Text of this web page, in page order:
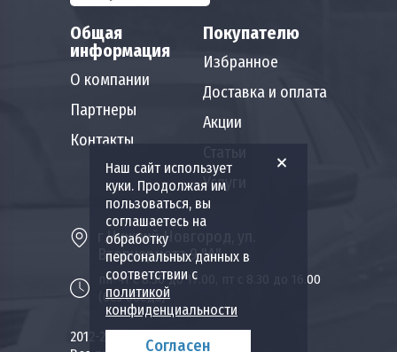
Наш сайт использует
куки. Продолжая им
пользоваться, вы
соглашаетесь на
обработку
персональных данных в
соответствии с
политикой
конфиденциальности
Согласен
Общая
информация
О компании
Партнеры
Контакты
Покупателю
Избранное
Доставка и оплата
Акции
Услуги
г.Нижний Новгород, ул.
Вторчермета 9 "А"
пн-чт с 8.30 до 17.00, пт с 8.30 до 16.00
(без обеда)
2012-2026 Пожкомплект НН.